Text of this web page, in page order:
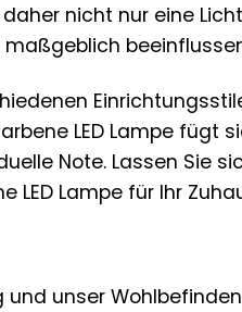
nicht nur eine
LED Lampe fügt
Note. Lassen Sie
Lampe für Ihr
unser